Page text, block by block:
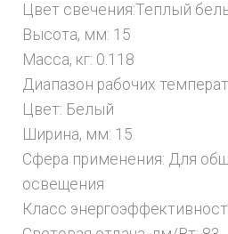
Цвет свечения:Теплый
Высота, мм: 15
Масса, кг: 0.118
Диапазон рабочих
Цвет: Белый
Ширина, мм: 15
Сфера применения: Для
освещения
Класс